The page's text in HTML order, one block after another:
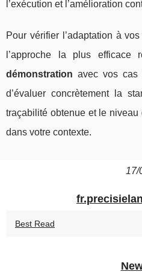
l’exécution et l’amélioration
Pour vérifier l’adaptation à
l’approche la plus efficace
démonstration avec vos cas
d’évaluer concrètement la
traçabilité obtenue et le
dans votre contexte.
17/
Best Read